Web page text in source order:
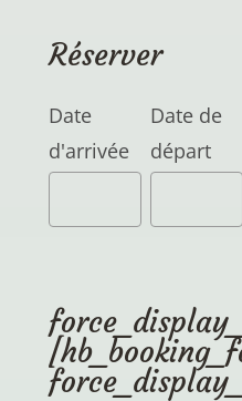
Réserver
Date
d'arrivée
Date de
départ